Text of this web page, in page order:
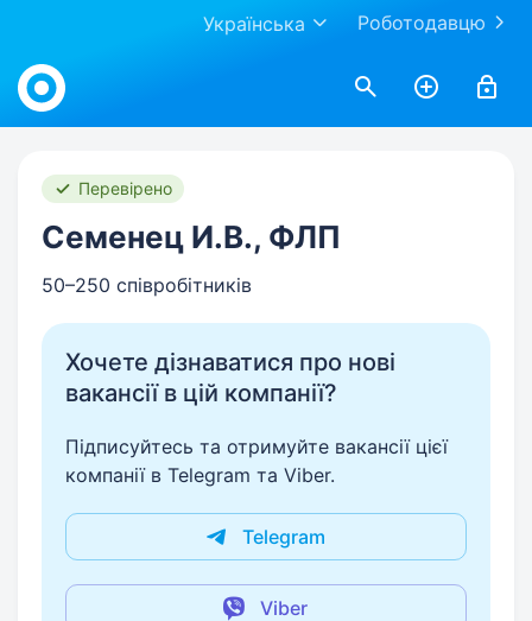
Роботодавцю
Українська
Work.ua
Перевірено
Семенец И.В., ФЛП
50–250 співробітників
Хочете дізнаватися про нові
вакансії в цій компанії?
Підписуйтесь та отримуйте вакансії цієї
компанії в Telegram та Viber.
Telegram
Viber